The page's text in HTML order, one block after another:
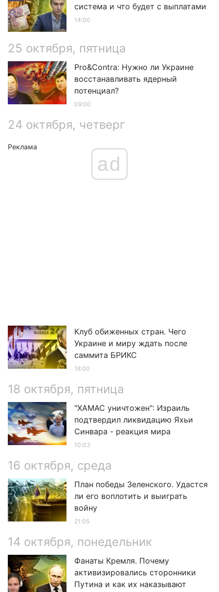
система и что будет с выплатами
14:00
25 октября, пятница
Pro&Contra: Нужно ли Украине
восстанавливать ядерный
потенциал?
09:00
24 октября, четверг
Реклама
ad
Клуб обиженных стран. Чего
Украине и миру ждать после
саммита БРИКС
18:00
18 октября, пятница
"ХАМАС уничтожен": Израиль
подтвердил ликвидацию Яхьи
Синвара - реакция мира
10:03
16 октября, среда
План победы Зеленского. Удастся
ли его воплотить и выиграть
войну
21:05
14 октября, понедельник
Фанаты Кремля. Почему
активизировались сторонники
Путина и как их наказывают